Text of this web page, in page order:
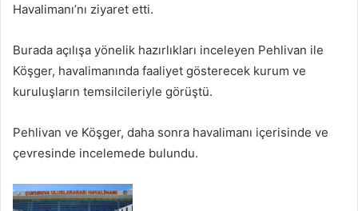
Havalimanı’nı ziyaret etti.
Burada açılışa yönelik hazırlıkları inceleyen Pehlivan ile
Köşger, havalimanında faaliyet gösterecek kurum ve
kuruluşların temsilcileriyle görüştü.
Pehlivan ve Köşger, daha sonra havalimanı içerisinde ve
çevresinde incelemede bulundu.